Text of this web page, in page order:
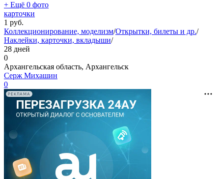
+ Ещё 0 фото
карточки
1 руб.
Коллекционирование, моделизм/Открытки, билеты и др./
Наклейки, карточки, вкладыши/
28 дней
0
Архангельская область, Архангельск
Серж Михашин
0
РЕКЛАМА